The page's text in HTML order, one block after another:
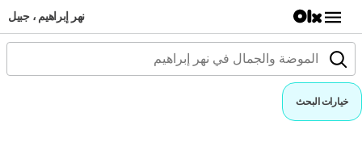
نهر إبراهيم ، جبيل
خيارات البحث